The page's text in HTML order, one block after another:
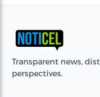
Transparent news,
perspectives.